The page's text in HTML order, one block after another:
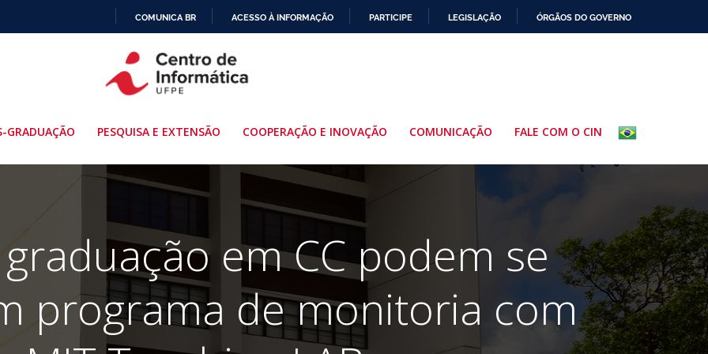
PARA
O
COMUNICA BR ACESSO À INFORMAÇÃO PARTICIPE LEGISLAÇÃO ÓRGÃOS DO GOVERNO
GRADUAÇÃO PESQUISA E EXTENSÃO COOPERAÇÃO E INOVAÇÃO COMUNICAÇÃO FALE COM O CIN
em CC podem se
programa de monitoria com